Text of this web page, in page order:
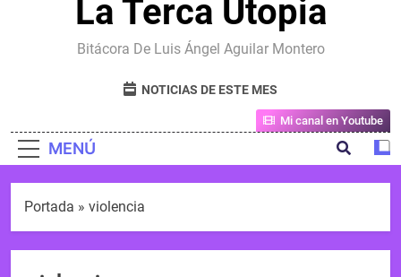
La Terca Utopia
Bitácora De Luis Ángel Aguilar Montero
NOTICIAS DE ESTE MES
MENÚ
Mi canal en Youtube
Portada » violencia